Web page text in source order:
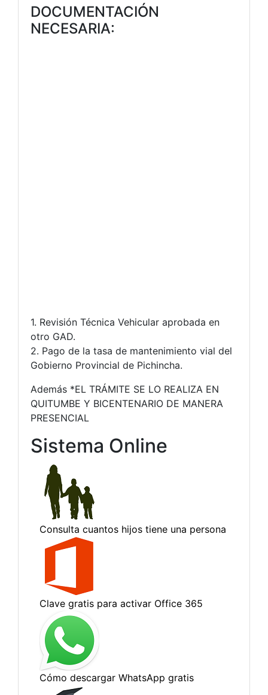
DOCUMENTACIÓN
NECESARIA:
1. Revisión Técnica Vehicular aprobada en
otro GAD.
2. Pago de la tasa de mantenimiento vial del
Gobierno Provincial de Pichincha.
Además *EL TRÁMITE SE LO REALIZA EN
QUITUMBE Y BICENTENARIO DE MANERA
PRESENCIAL
Sistema Online